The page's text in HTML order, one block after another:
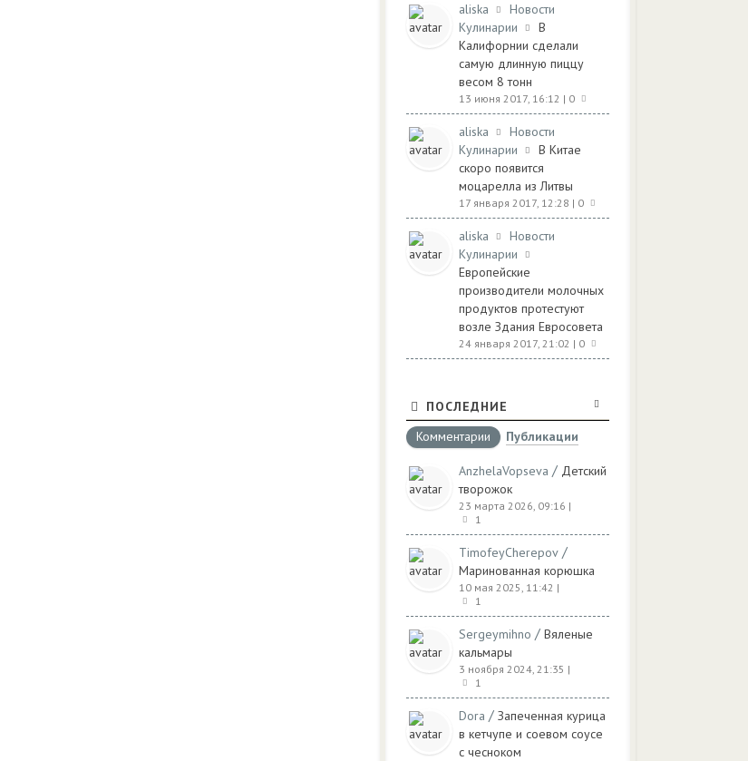
aliska
Новости
Кулинарии
В
Калифорнии сделали
самую длинную пиццу
весом 8 тонн
13 июня 2017, 16:12 | 0
aliska
Новости
Кулинарии
В Китае
скоро появится
моцарелла из Литвы
17 января 2017, 12:28 | 0
aliska
Новости
Кулинарии
Европейские
производители молочных
продуктов протестуют
возле Здания Евросовета
24 января 2017, 21:02 | 0
ПОСЛЕДНИЕ
Комментарии
Публикации
AnzhelaVopseva / Детский
творожок
23 марта 2026, 09:16 |
1
TimofeyCherepov /
Маринованная корюшка
10 мая 2025, 11:42 |
1
Sergeymihno / Вяленые
кальмары
3 ноября 2024, 21:35 |
1
Dora / Запеченная курица
в кетчупе и соевом соусе
с чесноком